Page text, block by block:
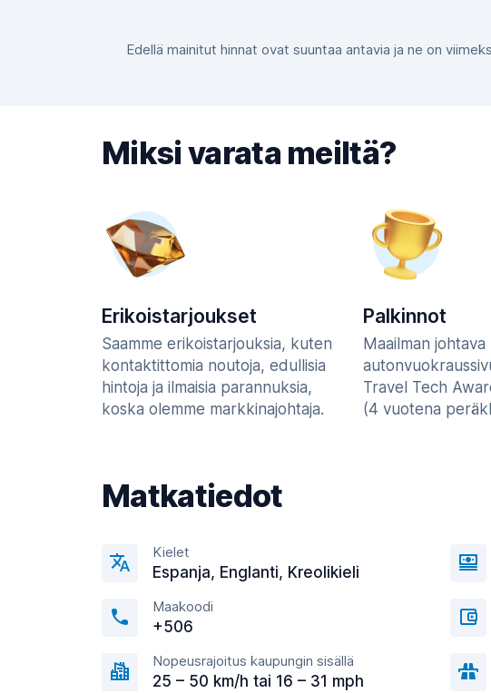
Edellä mainitut hinnat ovat suuntaa antavia ja ne on
Miksi varata meiltä?
Erikoistarjoukset
Saamme erikoistarjouksia, kuten
kontaktittomia noutoja, edullisia
hintoja ja ilmaisia parannuksia,
koska olemme markkinajohtaja.
Palkinnot
Maailman johtava
Travel Tech
(4 vuotena
Matkatiedot
Kielet
Espanja, Englanti, Kreolikieli
Maakoodi
+506
Nopeusrajoitus kaupungin sisällä
25 – 50 km/h tai 16 – 31 mph